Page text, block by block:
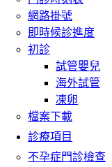
網路掛號
即時候診進度
初診
試管嬰兒
海外試管
凍卵
檔案下載
診療項目
不孕症門診檢查